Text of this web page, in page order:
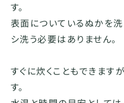
す。
表面についているぬかを
シ洗う必要はありません。
すぐに炊くこともできます
す。